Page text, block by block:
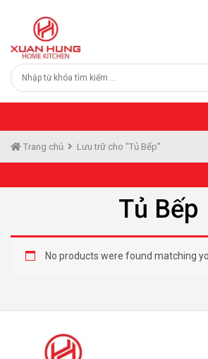
Trang chủ Lưu trữ cho "Tủ Bếp"
Tủ Bếp
No products were found matching